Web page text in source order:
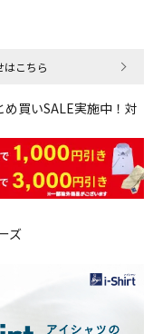
はこちら
買いSALE実施中！対
ズ